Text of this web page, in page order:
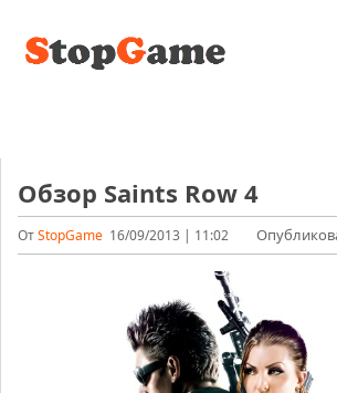
Обзор Saints Row 4
ОтStopGame 16/09/2013 | 11:02